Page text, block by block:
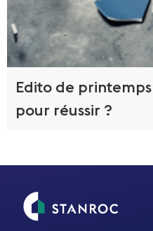
Edito de
pour réussir ?